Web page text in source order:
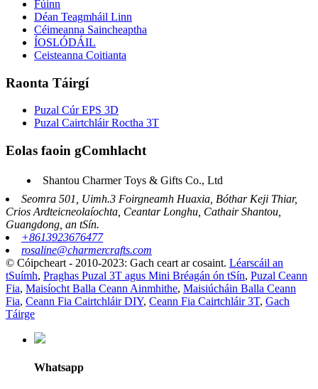
Fúinn
Déan Teagmháil Linn
Céimeanna Saincheaptha
ÍOSLÓDÁIL
Ceisteanna Coitianta
Raonta Táirgí
Puzal Cúr EPS 3D
Puzal Cairtchláir Roctha 3T
Eolas faoin gComhlacht
Shantou Charmer Toys & Gifts Co., Ltd
Seomra 501, Uimh.3 Foirgneamh Huaxia, Bóthar Keji Thiar,
Crios Ardteicneolaíochta, Ceantar Longhu, Cathair Shantou,
Guangdong, an tSín.
+8613923676477
rosaline@charmercrafts.com
© Cóipcheart - 2010-2023: Gach ceart ar cosaint. Léarscáil an
tSuímh, Praghas Puzal 3T agus Mini Bréagán ón tSín, Puzal Ceann
Fia, Maisíocht Balla Ceann Ainmhithe, Maisiúcháin Balla Ceann
Fia, Ceann Fia Cairtchláir DIY, Ceann Fia Cairtchláir 3T, Gach
Táirge
Whatsapp